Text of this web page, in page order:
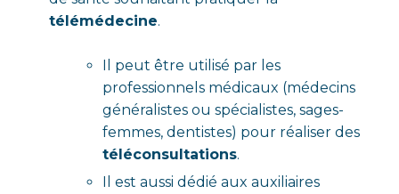
télémédecine.
Il peut être utilisé par les
professionnels médicaux (médecins
généralistes ou spécialistes, sages-
femmes, dentistes) pour réaliser des
téléconsultations.
Il est aussi dédié aux auxiliaires